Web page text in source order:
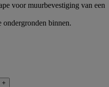
voor muurbevestiging van een
binnen.
+